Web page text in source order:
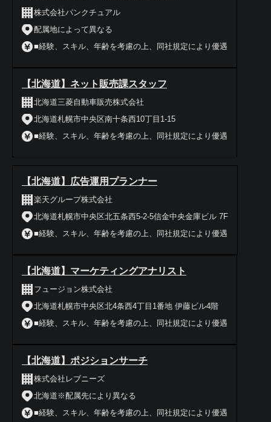
株式会社パンクチュアル
配属地によって異なる
■経験、スキル、年齢を考慮の上、同社規定により優遇
【北海道】ネット販売課スタッフ
北海道三菱自動車販売株式会社
北海道札幌市中央区南十条西10丁目1-15
■経験、スキル、年齢を考慮の上、同社規定により優遇
【北海道】広告運用プランナー
楽天グループ株式会社
北海道札幌市中央区北五条西5-2-5信金中央金庫ビル 7F
■経験、スキル、年齢を考慮の上、同社規定により優遇
【北海道】マーケティングアナリスト
フュージョン株式会社
北海道札幌市中央区北4条西4丁目1番地 伊藤ビル4階
■経験、スキル、年齢を考慮の上、同社規定により優遇
【北海道】ポジションサーチ
株式会社レブニーズ
北海道※配属先により異なる
■経験、スキル、年齢を考慮の上、同社規定により優遇